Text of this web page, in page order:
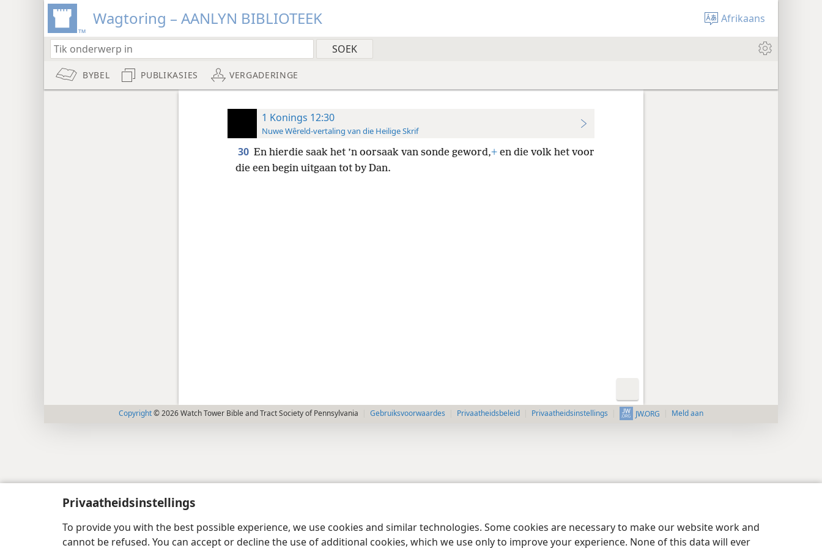
Privaatheidsinstellings
To provide you with the best possible experience, we use cookies and similar technologies. Some cookies are necessary to make our website work and
cannot be refused. You can accept or decline the use of additional cookies, which we use only to improve your experience. None of this data will ever
Wagtoring – AANLYN BIBLIOTEEK Afrikaans
BYBEL PUBLIKASIES VERGADERINGE
1 Konings 12:30
Nuwe Wêreld-vertaling van die Heilige Skrif
30 En hierdie saak het ’n oorsaak van sonde geword,+en die volk het voor
die een begin uitgaan tot by Dan.
Copyright© 2026 Watch Tower Bible and Tract Society of Pennsylvania Gebruiksvoorwaardes Privaatheidsbeleid Privaatheidsinstellings JW.ORG Meld aan